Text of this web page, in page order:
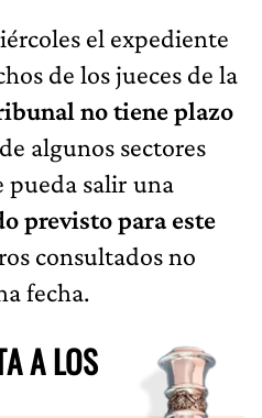
el expediente
de los jueces de la
no tiene plazo
algunos sectores
pueda salir una
previsto para este
consultados no
fecha.
A LOS